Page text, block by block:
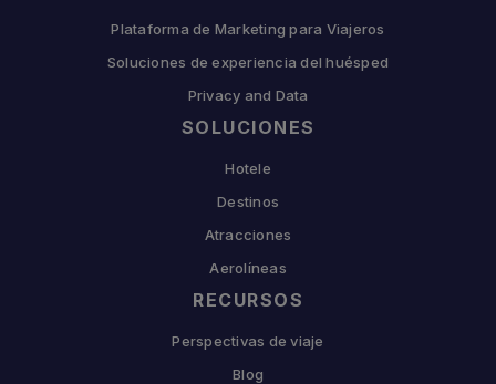
Plataforma de Marketing para Viajeros
Soluciones de experiencia del huésped
Privacy and Data
SOLUCIONES
Hotele
Destinos
Atracciones
Aerolíneas
RECURSOS
Perspectivas de viaje
Blog